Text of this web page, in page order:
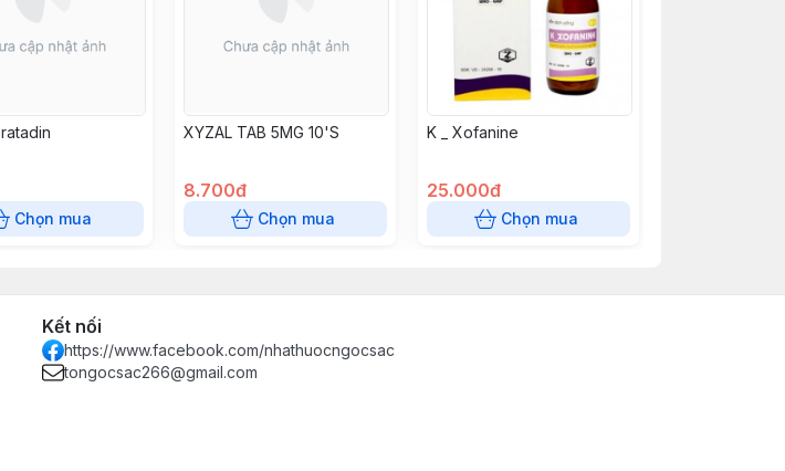
Chọn mua
XYZAL TAB 5MG 10'S
8.700đ
Chọn mua
K _ Xofanine
25.000đ
Chọn mua
Kết nối
https://www.facebook.com/nhathuocngocsac
tongocsac266@gmail.com